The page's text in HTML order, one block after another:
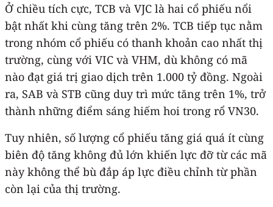
Ở chiều tích cực, TCB và VJC là hai cổ phiếu nổi
bật nhất khi cùng tăng trên 2%. TCB tiếp tục nằm
trong nhóm cổ phiếu có thanh khoản cao nhất thị
trường, cùng với VIC và VHM, dù không có mã
nào đạt giá trị giao dịch trên 1.000 tỷ đồng. Ngoài
ra, SAB và STB cũng duy trì mức tăng trên 1%, trở
thành những điểm sáng hiếm hoi trong rổ VN30.
Tuy nhiên, số lượng cổ phiếu tăng giá quá ít cùng
biên độ tăng không đủ lớn khiến lực đỡ từ các mã
này không thể bù đắp áp lực điều chỉnh từ phần
còn lại của thị trường.